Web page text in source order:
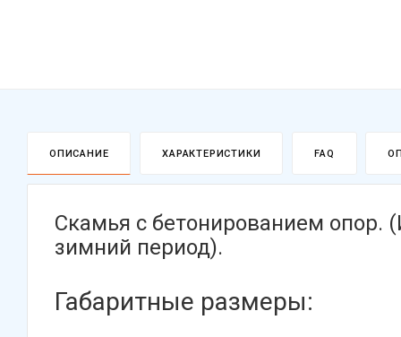
ОПИСАНИЕ ХАРАКТЕРИСТИКИ FAQ
Скамья с бетонированием опор.
зимний период).
Габаритные размеры: